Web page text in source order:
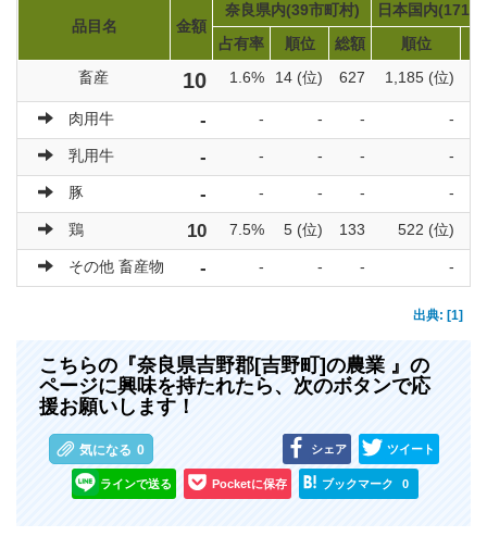
品目名 金額
奈良県内(39市町村)
日本国内(1719
占有率
順位 総額 順位
畜産
10 1.6% 14 (位) 627 1,185 (位)
肉用牛 - - - - -
乳用牛 - - - - -
豚 - - - - -
鶏 10 7.5% 5 (位) 133 522 (位)
その他 畜産物 - - - - -
出典: [1]
こちらの『奈良県吉野郡[吉野町]の農業 』の
ページに興味を持たれたら、次のボタンで応
援お願いします！
気になる 0 シェア ツイート
ラインで送る Pocketに保存 ブックマーク 0